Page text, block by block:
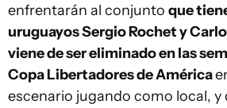
enfrentarán al conjunto que
uruguayos Sergio Rochet y
viene de ser eliminado en las
Copa Libertadores de América
escenario jugando como local, y